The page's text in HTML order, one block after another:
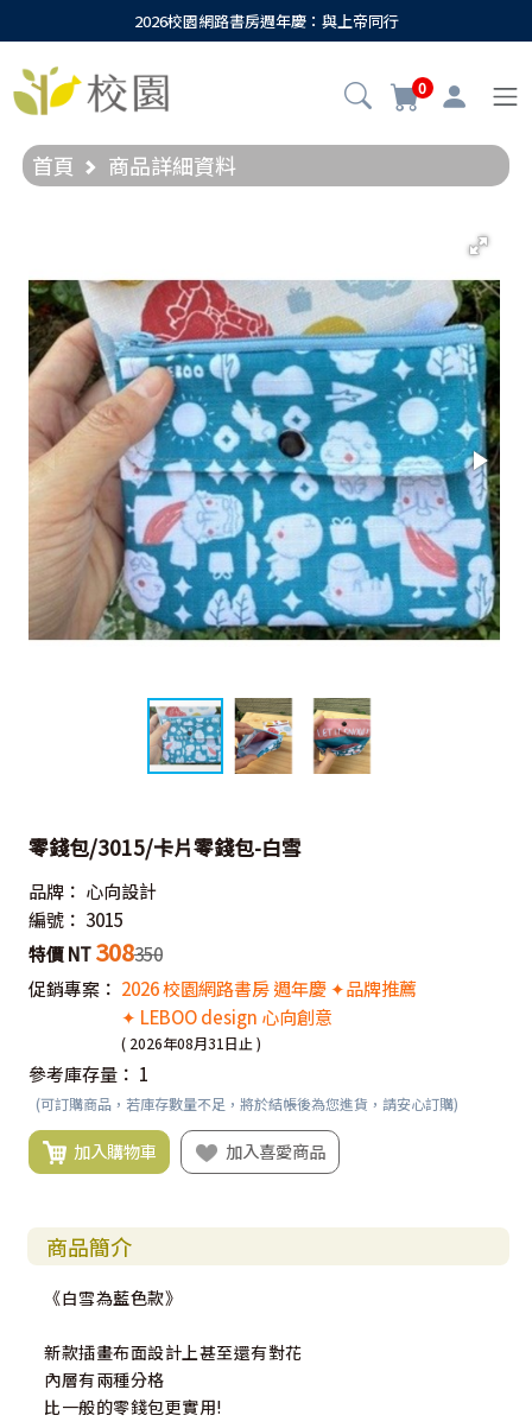
2026校園網路書房週年慶：與上帝同行
0
首頁 商品詳細資料
零錢包/3015/卡片零錢包-白雪
品牌： 心向設計
編號： 3015
特價 NT 308350
促銷專案： 2026 校園網路書房 週年慶 ✦品牌推薦
✦ LEBOO design 心向創意
( 2026年08月31日止 )
參考庫存量： 1
(可訂購商品，若庫存數量不足，將於結帳後為您進貨，請安心訂購)
加入購物車 加入喜愛商品
商品簡介
《白雪為藍色款》
新款插畫布面設計上甚至還有對花
內層有兩種分格
比一般的零錢包更實用!